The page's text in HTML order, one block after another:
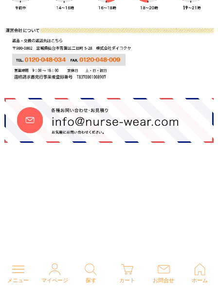
メニュー マイページ 探す カート お問合せ ホーム